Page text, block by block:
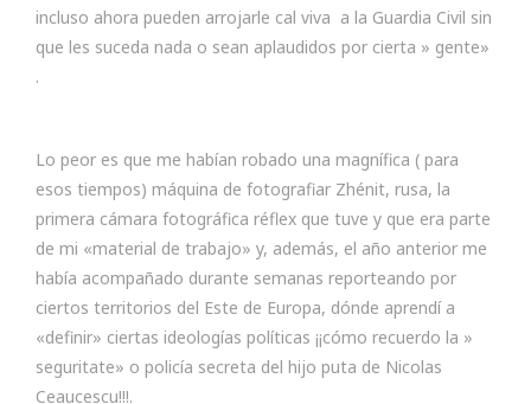
incluso ahora pueden arrojarle cal viva a la Guardia Civil sin
que les suceda nada o sean aplaudidos por cierta » gente»
.
Lo peor es que me habían robado una magnífica ( para
esos tiempos) máquina de fotografiar Zhénit, rusa, la
primera cámara fotográfica réflex que tuve y que era parte
de mi «material de trabajo» y, además, el año anterior me
había acompañado durante semanas reporteando por
ciertos territorios del Este de Europa, dónde aprendí a
«definir» ciertas ideologías políticas ¡¡cómo recuerdo la »
seguritate» o policía secreta del hijo puta de Nicolas
Ceaucescu!!!.